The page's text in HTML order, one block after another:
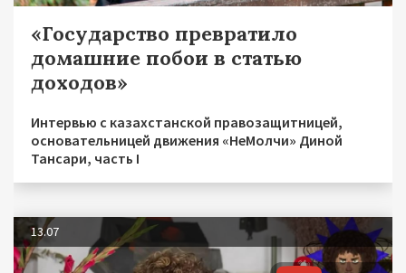
«Государство превратило
домашние побои в статью
доходов»
Интервью с казахстанской правозащитницей,
основательницей движения «НеМолчи» Диной
Тансари, часть I
13.07